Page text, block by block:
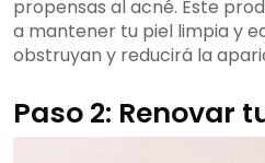
propensas al acné. Este
a mantener tu piel limpia y
obstruyan y reducirá la
Paso 2: Renovar